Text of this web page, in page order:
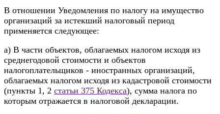
В отношении Уведомления по налогу на имущество
организаций за истекший налоговый период
применяется следующее:
а) В части объектов, облагаемых налогом исходя из
среднегодовой стоимости и объектов
налогоплательщиков - иностранных организаций,
облагаемых налогом исходя из кадастровой стоимости
(пункты 1, 2 статьи 375 Кодекса), сумма налога по
которым отражается в налоговой декларации.